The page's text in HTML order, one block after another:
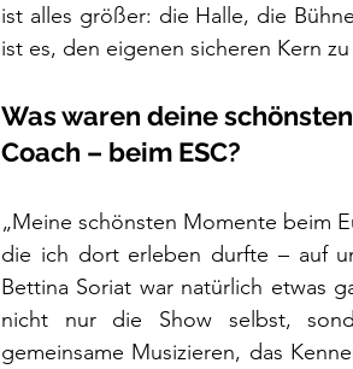
ist alles größer: die Halle, die
ist es, den eigenen sicheren Kern
Was waren deine
Coach – beim ESC?
„Meine schönsten Momente beim
die ich dort erleben durfte – auf
Bettina Soriat war natürlich etwas
nicht nur die Show selbst,
gemeinsame Musizieren, das